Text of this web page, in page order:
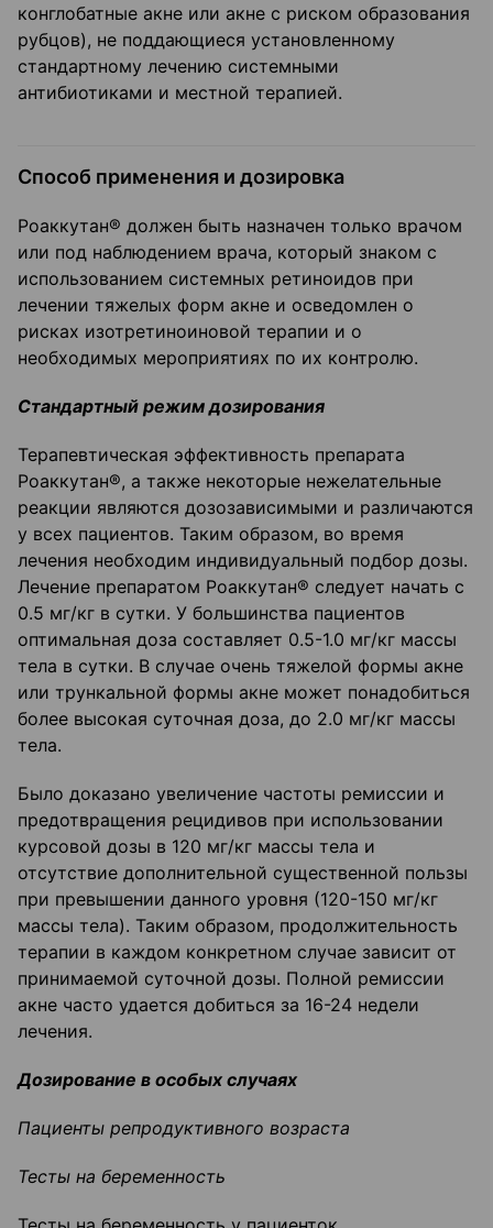
конглобатные акне или акне с риском образования
рубцов), не поддающиеся установленному
стандартному лечению системными
антибиотиками и местной терапией.
Способ применения и дозировка
Роаккутан® должен быть назначен только врачом
или под наблюдением врача, который знаком с
использованием системных ретиноидов при
лечении тяжелых форм акне и осведомлен о
рисках изотретиноиновой терапии и о
необходимых мероприятиях по их контролю.
Стандартный режим дозирования
Терапевтическая эффективность препарата
Роаккутан®, а также некоторые нежелательные
реакции являются дозозависимыми и различаются
у всех пациентов. Таким образом, во время
лечения необходим индивидуальный подбор дозы.
Лечение препаратом Роаккутан® следует начать с
0.5 мг/кг в сутки. У большинства пациентов
оптимальная доза составляет 0.5-1.0 мг/кг массы
тела в сутки. В случае очень тяжелой формы акне
или трункальной формы акне может понадобиться
более высокая суточная доза, до 2.0 мг/кг массы
тела.
Было доказано увеличение частоты ремиссии и
предотвращения рецидивов при использовании
курсовой дозы в 120 мг/кг массы тела и
отсутствие дополнительной существенной пользы
при превышении данного уровня (120-150 мг/кг
массы тела). Таким образом, продолжительность
терапии в каждом конкретном случае зависит от
принимаемой суточной дозы. Полной ремиссии
акне часто удается добиться за 16-24 недели
лечения.
Дозирование в особых случаях
Пациенты репродуктивного возраста
Тесты на беременность